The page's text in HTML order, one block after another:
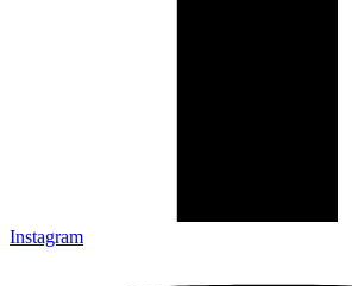
Instagram